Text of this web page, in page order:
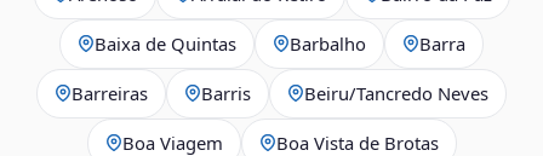
Baixa de Quintas Barbalho Barra
Barreiras Barris Beiru/Tancredo Neves
Boa Viagem Boa Vista de Brotas